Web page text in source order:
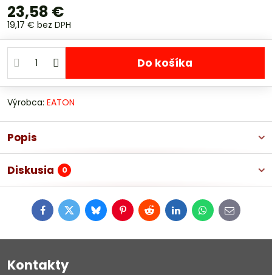
23,58 €
19,17 € bez DPH
Do košíka
Výrobca: EATON
Popis
Diskusia 0
FacebookTwitterBlueskyPinterestRedditLinkedInWhatsApp
E-
mail
Kontakty